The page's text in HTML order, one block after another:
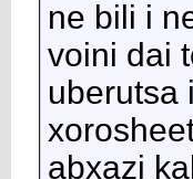
ne bili i
voini dai
uberutsa
abxazi